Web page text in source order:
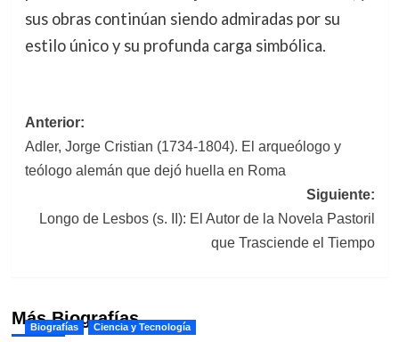
sus obras continúan siendo admiradas por su
estilo único y su profunda carga simbólica.
Navegación
de
entradas
Anterior:
Adler, Jorge Cristian (1734-1804). El arqueólogo y
teólogo alemán que dejó huella en Roma
Siguiente:
Longo de Lesbos (s. II): El Autor de la Novela Pastoril
que Trasciende el Tiempo
Más Biografías
Biografías Ciencia y Tecnología